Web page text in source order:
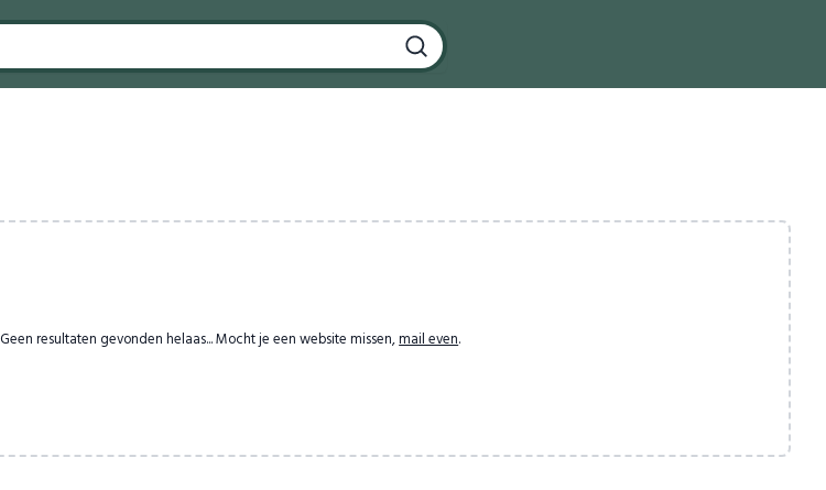
Geen resultaten gevonden helaas... Mocht je een website missen,mail even.